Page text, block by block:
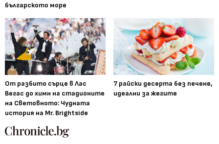
българското море
От разбито сърце в Лас
Вегас до химн на стадионите
на Световното: Чудната
история на Mr. Brightside
7 райски десерта без печене,
идеални за жегите